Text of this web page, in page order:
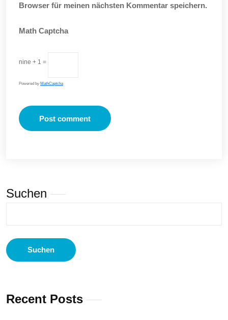
Browser für meinen nächsten Kommentar speichern.
Math Captcha
nine + 1 =
Powered by MathCaptcha
Suchen
Suchen
Recent Posts